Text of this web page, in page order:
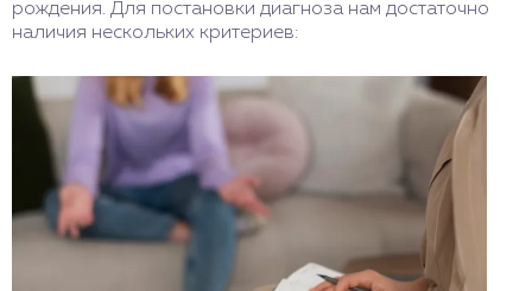
рождения. Для постановки диагноза нам достаточно
наличия нескольких критериев: